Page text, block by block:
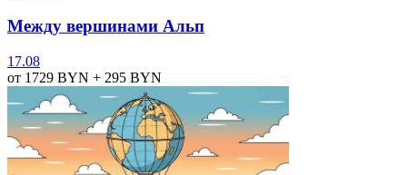
Между вершинами Альп
17.08
от 1729 BYN + 295 BYN